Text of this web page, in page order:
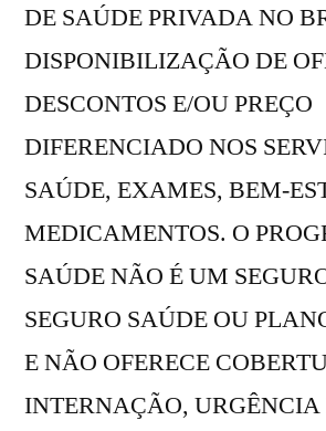
DE SAÚDE PRIVADA NO
DISPONIBILIZAÇÃO DE
DESCONTOS E/OU PREÇO
DIFERENCIADO NOS
SAÚDE, EXAMES, BEM-
MEDICAMENTOS. O
SAÚDE NÃO É UM
SEGURO SAÚDE OU
E NÃO OFERECE
INTERNAÇÃO, URGÊNCIA